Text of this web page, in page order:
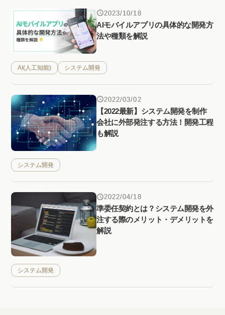
2023/10/18
AIモバイルアプリの具体的な開発方
法や種類を解説
AI(人工知能) システム開発
2022/03/02
【2022最新】システム開発を制作
会社に外部発注する方法！開発工程
も解説
システム開発
2022/04/18
準委任契約とは？システム開発を外
注する際のメリット・デメリットを
解説
システム開発